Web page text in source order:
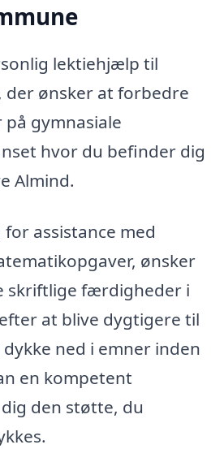
lektiehjælp til
der ønsker at forbedre
gymnasiale
hvor du befinder dig
Almind.
assistance med
ønsker
skriftlige færdigheder i
at blive dygtigere til
ned i emner inden
en kompetent
den støtte, du